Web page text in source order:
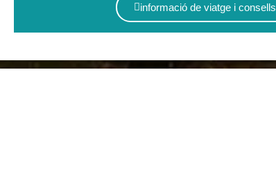
informació de viatge i consells